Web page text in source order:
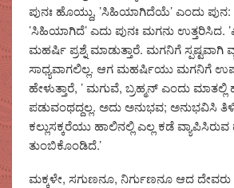
ಪುನಃ ಹೊಯ್ದು, ’ಸಿಹಿಯಾಗಿದೆಯೆ’ ಎಂದು ಪುನ:
’ಸಿಹಿಯಾಗಿದೆ’ ಎದು ಪುನಃ ಮಗನು ಉತ್ತರಿಸಿದ.
ಮಹರ್ಷಿ ಪ್ರಶ್ನೆ ಮಾಡುತ್ತಾರೆ. ಮಗನಿಗೆ ಸ್ಪಷ್ಟವಾಗಿ
ಸಾಧ್ಯವಾಗಲಿಲ್ಲ. ಆಗ ಮಹರ್ಷಿಯು ಮಗನಿಗೆ
ಹೇಳುತ್ತಾರೆ, ’ ಮಗುವೆ, ಬ್ರಹ್ಮನ್ ಎಂದು
ಪಡುವಂಥದ್ದಲ್ಲ. ಅದು ಅನುಭವ; ಅನುಭವಿಸಿ
ಕಲ್ಲುಸಕ್ಕರೆಯು ಹಾಲಿನಲ್ಲಿ ಎಲ್ಲ ಕಡೆ
ತುಂಬಿಕೊಂಡಿದೆ.’
ಮಕ್ಕಳೇ, ಸಗುಣನೂ, ನಿರ್ಗುಣನೂ ಆದ